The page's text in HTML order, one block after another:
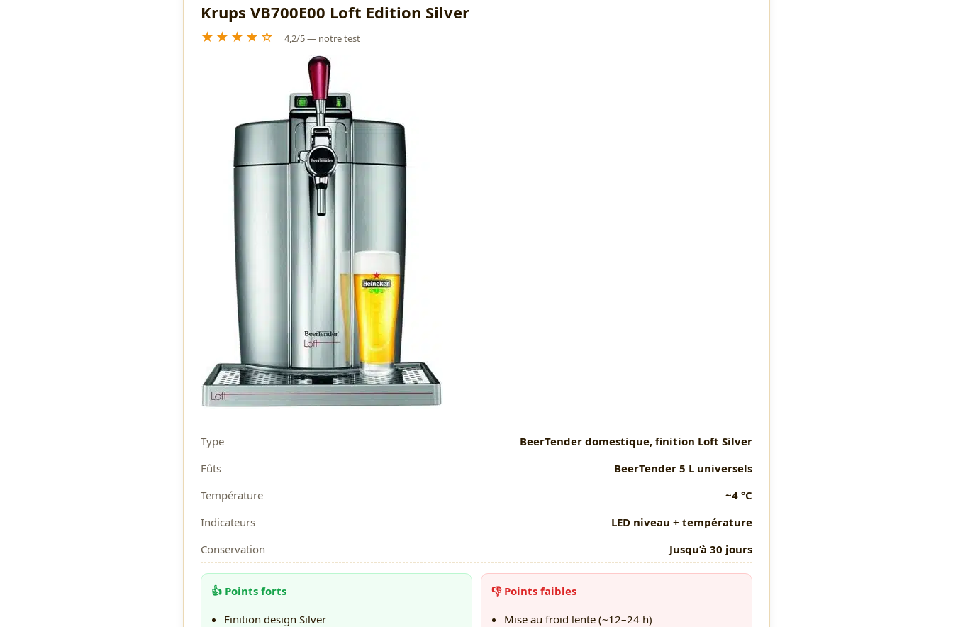
Krups VB700E00 Loft Edition Silver
★★★★☆ 4,2/5 — notre test
Type
BeerTender domestique, finition Loft Silver
Fûts
BeerTender 5 L universels
Température
~4 °C
Indicateurs
LED niveau + température
Conservation
Jusqu’à 30 jours
👍 Points forts
Finition design Silver
👎 Points faibles
Mise au froid lente (~12–24 h)